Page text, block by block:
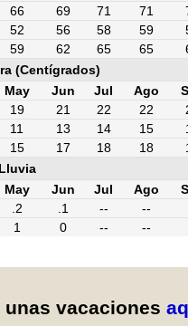
66 69 71 71
52 56 58 59
59 62 65 65
(Centígrados)
May Jun Jul Ago
19 21 22 22
11 13 14 15
15 17 18 18
Lluvia
May Jun Jul Ago
.2 .1 -- --
1 0 -- --
vacaciones